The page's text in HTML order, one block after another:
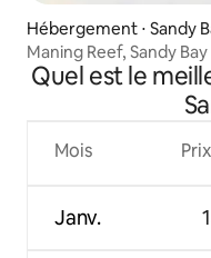
Hébergement ⋅ Sandy
Maning Reef, Sandy
Quel est le
Mois
Janv.